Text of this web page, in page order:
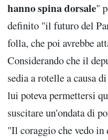
hanno spina dorsale"
definito "il futuro del
folla, che poi avrebbe
Considerando che il
sedia a rotelle a causa
lui poteva permettersi
suscitare un'ondata di
"Il coraggio che vedo in